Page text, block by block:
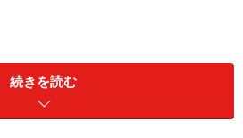
強い料理も数多くありますが、一
続きを読む